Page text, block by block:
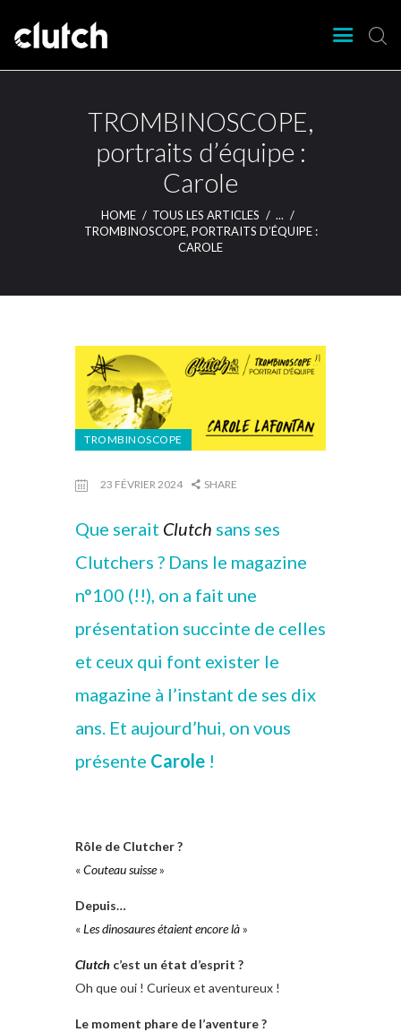
TROMBINOSCOPE,
portraits d’équipe :
Carole
HOME TOUS LES ARTICLES
...
TROMBINOSCOPE, PORTRAITS D’ÉQUIPE :
CAROLE
Clutch Webzine
Agenda
Nos éditions
Magazine
Lieux
TROMBINOSCOPE
23 FÉVRIER 2024 SHARE
Que serait Clutch sans ses
Clutchers ? Dans le magazine
n°100 (!!), on a fait une
présentation succinte de celles
et ceux qui font exister le
magazine à l’instant de ses dix
ans. Et aujourd’hui, on vous
présente Carole !
Rôle de Clutcher ?
«Couteau suisse»
Depuis…
«Les dinosaures étaient encore là»
Clutch c’est un état d’esprit ?
Oh que oui ! Curieux et aventureux !
Le moment phare de l’aventure ?